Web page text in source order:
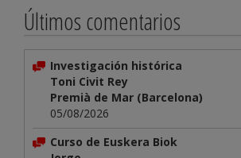
Últimos comentarios
Investigación histórica
Toni Civit Rey
Premià de Mar (Barcelona)
05/08/2026
Curso de Euskera Biok